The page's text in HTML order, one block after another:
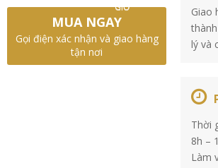
GIỎ
MUA NGAY
Gọi điện xác nhận và giao hàng
tận nơi
Giao
lý và
Thời
8h –
Làm